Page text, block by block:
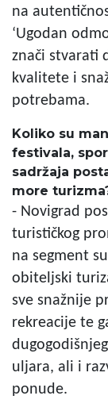
na
‘Ugodan
znači stvarati
kvalitete i
potrebama.
Koliko su
festivala,
sadržaja
more
- Novigrad
turističkog
na segment
obiteljski
sve snažnije
rekreacije te
uljara, ali i
ponude.